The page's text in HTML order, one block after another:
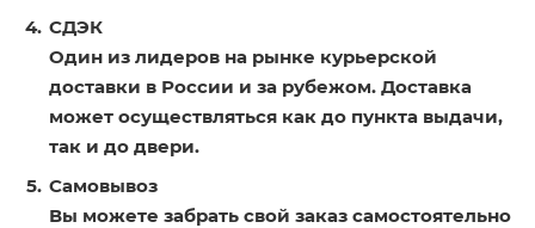
СДЭК
Один из лидеров на рынке курьерской
доставки в России и за рубежом. Доставка
может осуществляться как до пункта выдачи,
так и до двери.
Самовывоз
Вы можете забрать свой заказ самостоятельно